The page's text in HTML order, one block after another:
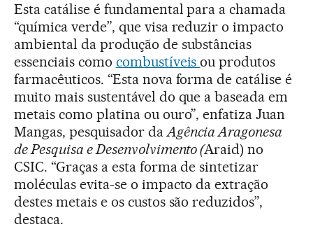
Esta catálise é fundamental para a chamada
“química verde”, que visa reduzir o impacto
ambiental da produção de substâncias
essenciais como combustíveisou produtos
farmacêuticos. “Esta nova forma de catálise é
muito mais sustentável do que a baseada em
metais como platina ou ouro”, enfatiza Juan
Mangas, pesquisador daAgência Aragonesa
de Pesquisa e Desenvolvimento (Araid) no
CSIC. “Graças a esta forma de sintetizar
moléculas evita-se o impacto da extração
destes metais e os custos são reduzidos”,
destaca.